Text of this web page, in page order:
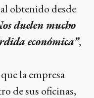
obtenido desde
duelen mucho
económica”,
la empresa
de sus oficinas,